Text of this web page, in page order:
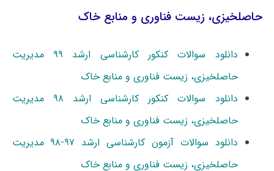
حاصلخیزی، زیست فناوری و منابع خاک
دانلود سوالات کنکور کارشناسی ارشد ۹۹ مدیریت
حاصلخیزی، زیست فناوری و منابع خاک
دانلود سوالات کنکور کارشناسی ارشد ۹۸ مدیریت
حاصلخیزی، زیست فناوری و منابع خاک
دانلود سوالات آزمون کارشناسی ارشد ۹۷-۹۸ ﻣﺪﻳﺮﻳﺖ
ﺣﺎﺻﻠﺨﻴﺰی، زﻳﺴﺖ ﻓﻨﺎوری و ﻣﻨﺎﺑﻊ ﺧﺎک